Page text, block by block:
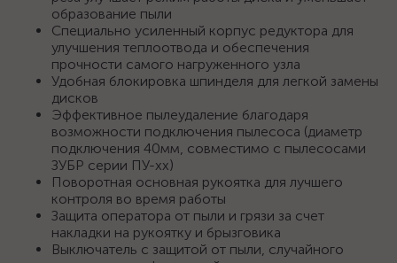
образование пыли
Специально усиленный корпус редуктора для
улучшения теплоотвода и обеспечения
прочности самого нагруженного узла
Удобная блокировка шпинделя для легкой замены
дисков
Эффективное пылеудаление благодаря
возможности подключения пылесоса (диаметр
подключения 40мм, совместимо с пылесосами
ЗУБР серии ПУ-хх)
Поворотная основная рукоятка для лучшего
контроля во время работы
Защита оператора от пыли и грязи за счет
накладки на рукоятку и брызговика
Выключатель с защитой от пыли, случайного